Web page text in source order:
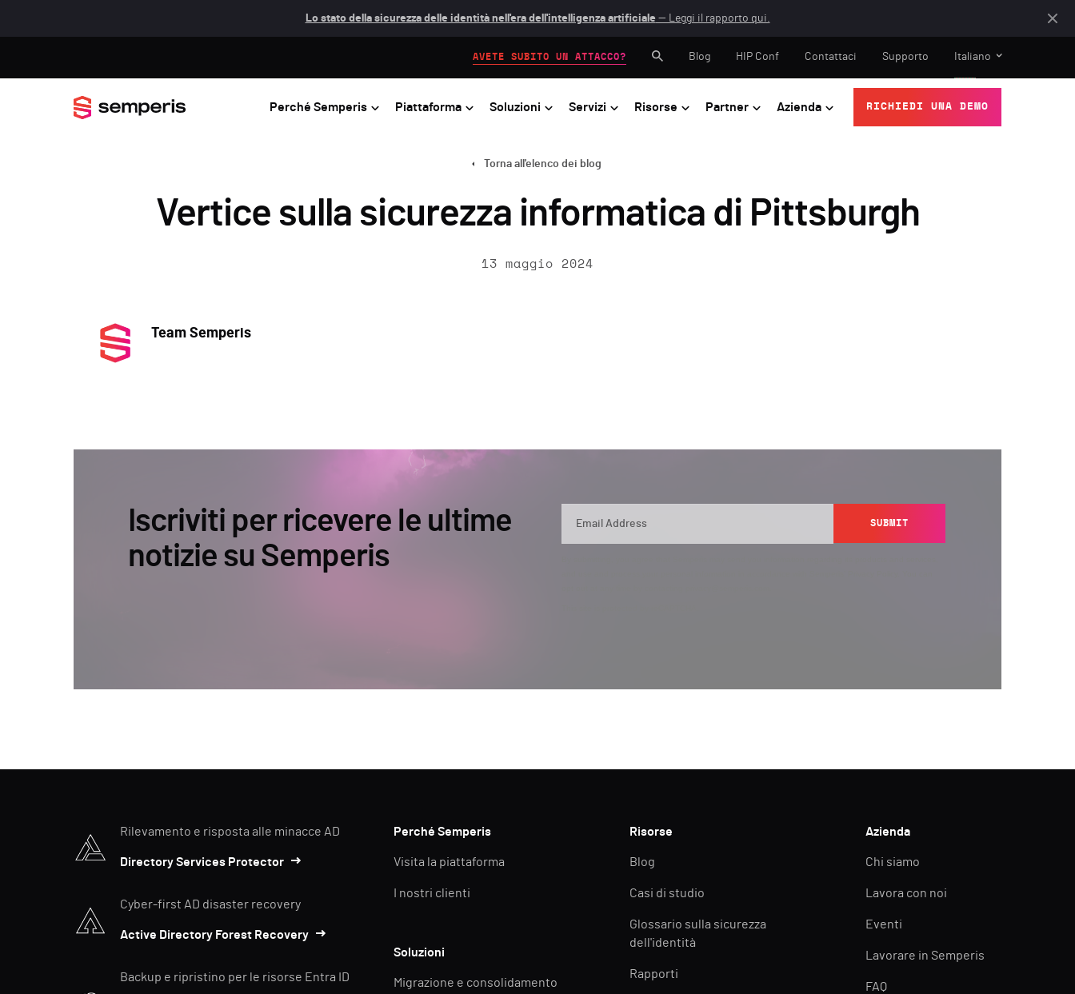
Lo stato della sicurezza delle identità nell'era dell'intelligenza artificiale — Leggi il rapporto qui.
Perché Semperis Piattaforma Soluzioni Servizi Risorse Partner Azienda RICHIEDI UNA DEMO
AVETE SUBITO UN ATTACCO? Blog HIP Conf Contattaci Supporto Italiano
Torna all'elenco dei blog
Vertice sulla sicurezza informatica di Pittsburgh
13 maggio 2024
Team Semperis
Iscriviti per ricevere le ultime
notizie su Semperis
SUBMIT
Rilevamento e risposta alle minacce AD
Directory Services Protector
Cyber-first AD disaster recovery
Active Directory Forest Recovery
Backup e ripristino per le risorse Entra ID
Perché Semperis
Visita la piattaforma
I nostri clienti
Soluzioni
Migrazione e consolidamento
Risorse
Blog
Casi di studio
Glossario sulla sicurezza
dell'identità
Rapporti
Azienda
Chi siamo
Lavora con noi
Eventi
Lavorare in Semperis
FAQ